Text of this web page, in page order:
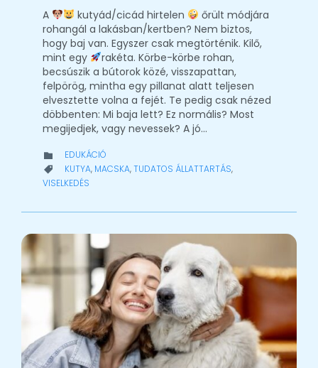
A kutyád/cicád hirtelen
őrült módjára
rohangál a lakásban/kertben? Nem biztos,
hogy baj van. Egyszer csak megtörténik. Kilő,
mint egy
rakéta. Körbe-körbe rohan,
becsúszik a bútorok közé, visszapattan,
felpörög, mintha egy pillanat alatt teljesen
elvesztette volna a fejét. Te pedig csak nézed
döbbenten: Mi baja lett? Ez normális? Most
megijedjek, vagy nevessek? A jó…
 CATEGORY
EDUKÁCIÓ
 CATEGORY
KUTYA, MACSKA,TUDATOS ÁLLATTARTÁS,
VISELKEDÉS